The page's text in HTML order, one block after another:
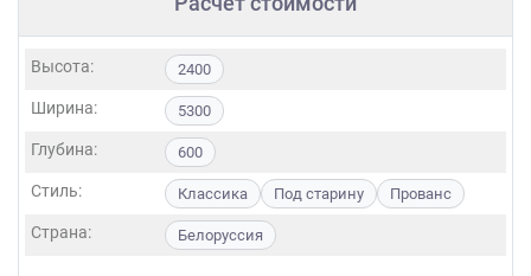
Высота: 2400
Ширина: 5300
Глубина: 600
Стиль: Классика Под старину Прованс
Страна: Белоруссия